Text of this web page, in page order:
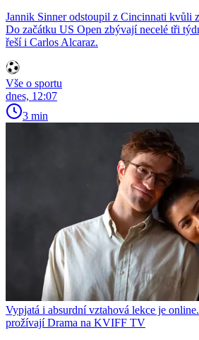
Jannik Sinner odstoupil z Cincinnati kvůli
Do začátku US Open zbývají necelé tři
řeší i Carlos Alcaraz.
Vše o sportu
dnes, 12:07
3 min
Vypjatá i absurdní vztahová lekce je
prožívají Drama na KVIFF TV